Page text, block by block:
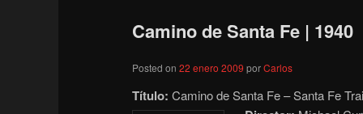
Camino de Santa Fe | 1940
Posted on22 enero 2009 porCarlos
Título: Camino de Santa Fe – Santa Fe